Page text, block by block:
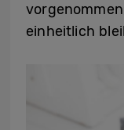
einheitlich